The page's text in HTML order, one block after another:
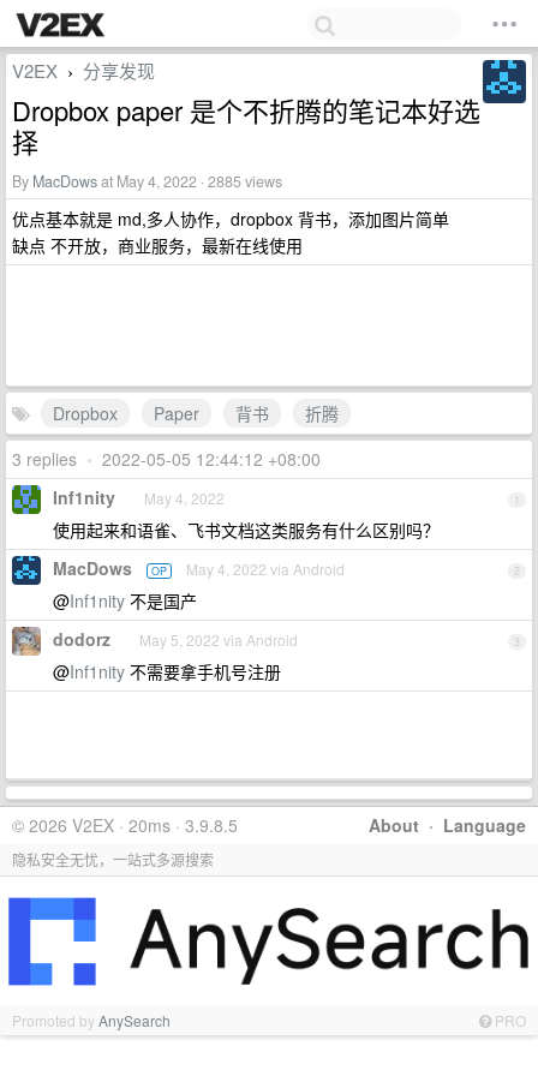
V2EX › 分享发现
Dropbox paper 是个不折腾的笔记本好选
择
By MacDowsat May 4, 2022 · 2885 views
优点基本就是 md,多人协作，dropbox 背书，添加图片简单
缺点 不开放，商业服务，最新在线使用
Dropbox Paper 背书
折腾
3 replies • 2022-05-05 12:44:12 +08:00
1
Inf1nity May 4, 2022
使用起来和语雀、飞书文档这类服务有什么区别吗？
2
MacDows OP May 4, 2022 via Android
@Inf1nity 不是国产
3
dodorz May 5, 2022 via Android
@Inf1nity 不需要拿手机号注册
About · Language
© 2026 V2EX · 20ms · 3.9.8.5
隐私安全无忧，一站式多源搜索
Promoted byAnySearch PRO